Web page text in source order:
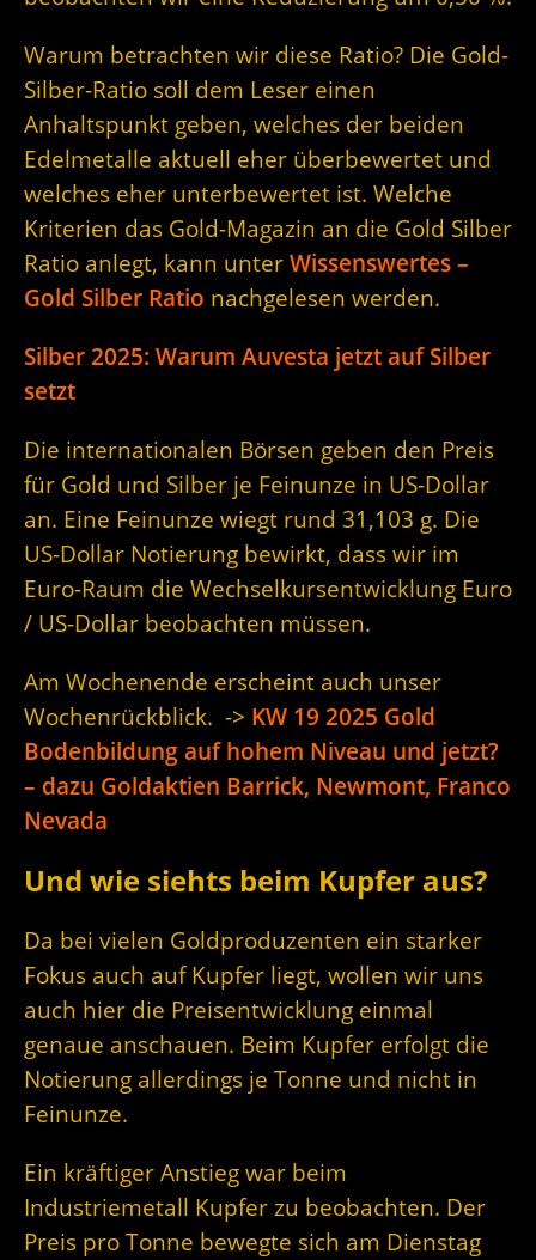
Warum betrachten wir diese Ratio? Die Gold-
Silber-Ratio soll dem Leser einen
Anhaltspunkt geben, welches der beiden
Edelmetalle aktuell eher überbewertet und
welches eher unterbewertet ist. Welche
Kriterien das Gold-Magazin an die Gold Silber
Ratio anlegt, kann unter Wissenswertes –
Gold Silber Ratio nachgelesen werden.
Silber 2025: Warum Auvesta jetzt auf Silber
setzt
Die internationalen Börsen geben den Preis
für Gold und Silber je Feinunze in US-Dollar
an. Eine Feinunze wiegt rund 31,103 g. Die
US-Dollar Notierung bewirkt, dass wir im
Euro-Raum die Wechselkursentwicklung Euro
/ US-Dollar beobachten müssen.
Am Wochenende erscheint auch unser
Wochenrückblick. -> KW 19 2025 Gold
Bodenbildung auf hohem Niveau und jetzt?
– dazu Goldaktien Barrick, Newmont, Franco
Nevada
Und wie siehts beim Kupfer aus?
Da bei vielen Goldproduzenten ein starker
Fokus auch auf Kupfer liegt, wollen wir uns
auch hier die Preisentwicklung einmal
genaue anschauen. Beim Kupfer erfolgt die
Notierung allerdings je Tonne und nicht in
Feinunze.
Ein kräftiger Anstieg war beim
Industriemetall Kupfer zu beobachten. Der
Preis pro Tonne bewegte sich am Dienstag